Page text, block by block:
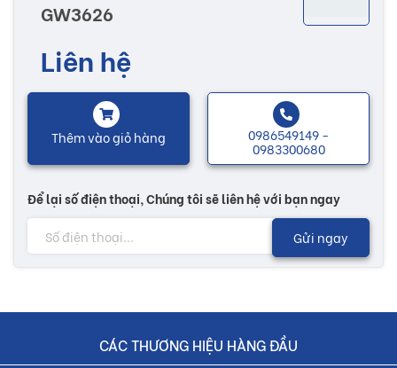
chuộng nhờ vào những họa tiết, hoa văn sống động được in kỹ
thêm nhiều sự lựa chọn cho bạn để có thể lựa chọn được một sản
phẩm ưng ý, xây dựng nên một ngôi nhà hoàn thiện và ấm áp.
Lưu ý:
Hình ảnh quý khách đang xem có thể khác 2/10 so với thực tế
do công nghệ chụp hình và ánh sáng
Đơn giá trên chưa bao gồm Vận chuyển và Khuyến mãi
GW3626
Liên hệ
Thêm vào giỏ hàng 0986549149 -
0983300680
Để lại số điện thoại, Chúng tôi sẽ liên hệ với bạn ngay
Gửi ngay
CÁC THƯƠNG HIỆU HÀNG ĐẦU